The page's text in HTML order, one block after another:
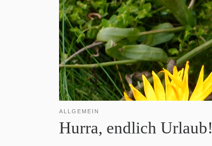
ALLGEMEIN
Hurra, endlich Urlaub!